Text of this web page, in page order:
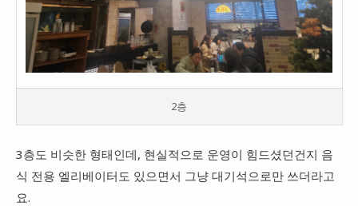
2층
3층도 비슷한 형태인데, 현실적으로 운영이 힘드셨던건지 음
식 전용 엘리베이터도 있으면서 그냥 대기석으로만 쓰더라고
요.